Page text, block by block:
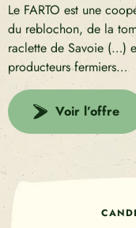
Le FARTO est une
du reblochon, de la
raclette de Savoie (…)
producteurs fermiers…
Voir l’offre